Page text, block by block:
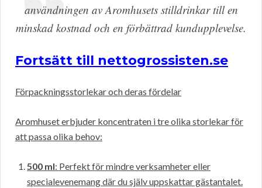
användningen av Aromhusets stilldrinkar till en
minskad kostnad och en förbättrad kundupplevelse.
Fortsätt till nettogrossisten.se
Förpackningsstorlekar och deras fördelar
Aromhuset erbjuder koncentraten i tre olika storlekar för
att passa olika behov:
500 ml: Perfekt för mindre verksamheter eller
specialevenemang där du själv uppskattar gästantalet.